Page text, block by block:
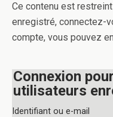
Ce contenu est
enregistré, connectez-
compte, vous pouvez
Connexion
utilisateurs
Identifiant ou e-mail